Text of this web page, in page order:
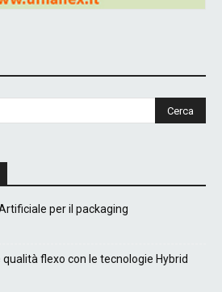
per il packaging
flexo con le tecnologie Hybrid